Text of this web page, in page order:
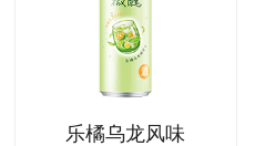
乐橘乌龙风味